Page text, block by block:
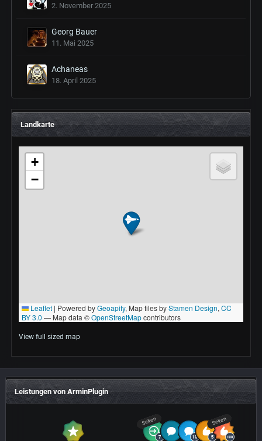
2. November 2025
Georg Bauer
11. Mai 2025
Achaneas
18. April 2025
Landkarte
View full sized map
Leistungen von ArminPlugin
Selten Selten